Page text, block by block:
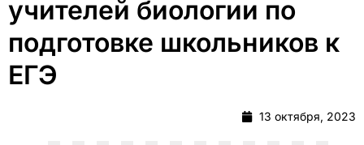
учителей биологии по
подготовке школьников к
ЕГЭ
13 октября, 2023